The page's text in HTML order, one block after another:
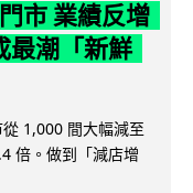
市 業績反增
最潮「新鮮
1,000 間大幅減至
倍。做到「減店增